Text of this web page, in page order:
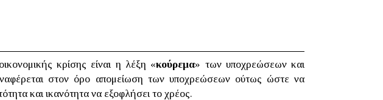
κρίσης είναι η λέξη «κούρεμα» των υποχρεώσεων και
στον όρο απομείωση των υποχρεώσεων ούτως ώστε να
και ικανότητα να εξοφλήσει το χρέος.